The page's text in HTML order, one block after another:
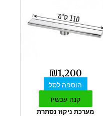
₪1,200
הוספה לסל
קנה עכשיו
מערכת ניקוז נסתרת